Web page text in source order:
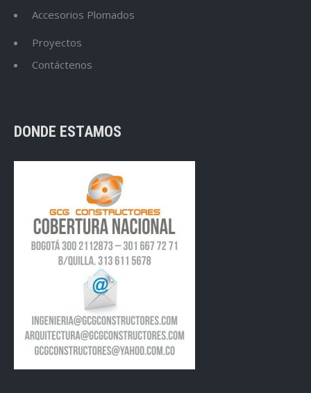
Accesorios Plomados
Proyectos
Contáctenos
DONDE ESTAMOS